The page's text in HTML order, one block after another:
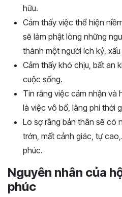
hữu.
Cảm thấy việc thể hiện
sẽ làm phật lòng những
thành một người ích kỷ, xấu
Cảm thấy khó chịu, bất an
cuộc sống.
Tin rằng việc cảm nhận và
là việc vô bổ, lãng phí thời
Lo sợ rằng bản thân sẽ có
trớn, mất cảnh giác, tự
phúc.
Nguyên nhân của
phúc